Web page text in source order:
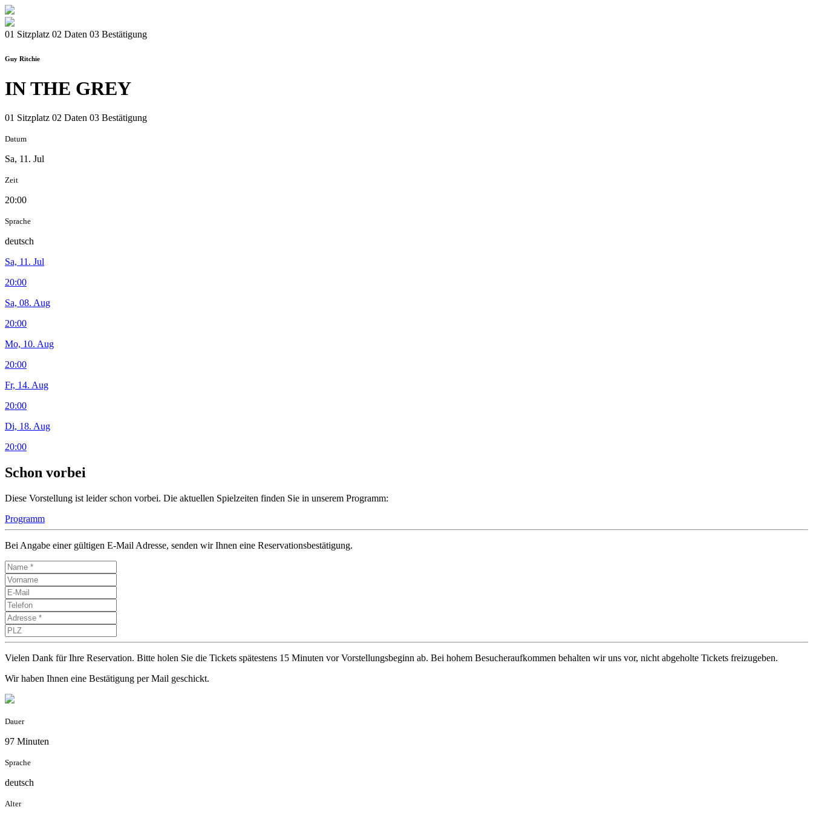
01 Sitzplatz 02 Daten 03 Bestätigung
Guy Ritchie
IN THE GREY
01 Sitzplatz 02 Daten 03 Bestätigung
Datum
Sa, 11. Jul
Zeit
20:00
Sprache
deutsch
Sa, 11. Jul
20:00
Sa, 08. Aug
20:00
Mo, 10. Aug
20:00
Fr, 14. Aug
20:00
Di, 18. Aug
20:00
Schon vorbei
Diese Vorstellung ist leider schon vorbei. Die aktuellen Spielzeiten finden Sie in unserem Programm:
Programm
Bei Angabe einer gültigen E-Mail Adresse, senden wir Ihnen eine Reservationsbestätigung.
Vielen Dank für Ihre Reservation. Bitte holen Sie die Tickets spätestens 15 Minuten vor Vorstellungsbeginn ab. Bei hohem Besucheraufkommen behalten wir uns vor, nicht abgeholte Tickets freizugeben.
Wir haben Ihnen eine Bestätigung per Mail geschickt.
Dauer
97 Minuten
Sprache
deutsch
Alter